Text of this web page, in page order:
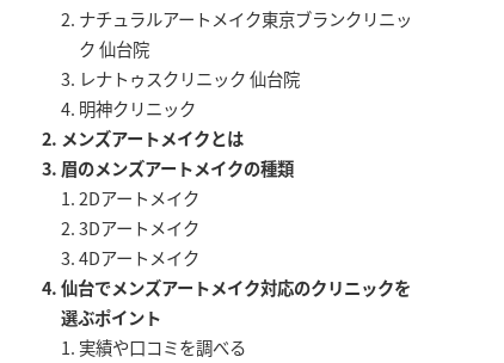
ナチュラルアートメイク東京ブランクリニッ
ク 仙台院
レナトゥスクリニック 仙台院
明神クリニック
メンズアートメイクとは
眉のメンズアートメイクの種類
2Dアートメイク
3Dアートメイク
4Dアートメイク
仙台でメンズアートメイク対応のクリニックを
選ぶポイント
実績や口コミを調べる